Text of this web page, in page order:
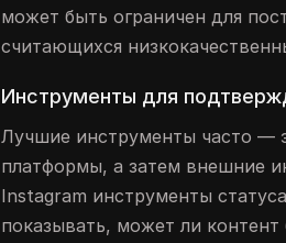
может быть ограничен для
считающихся
Инструменты для
Лучшие инструменты часто —
платформы, а затем внешние
Instagram инструменты
показывать, может ли